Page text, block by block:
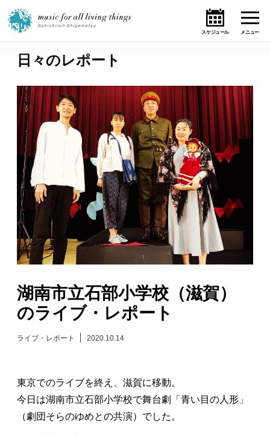
ホーム
ニュース
テーマ
ライブ・スケジュール
作品
オンライン・ショップ
ギャラリー
日々のレポート
演奏依頼
日々のレポート
湖南市立石部小学校（滋賀）
のライブ・レポート
ライブ・レポート 2020.10.14
東京でのライブを終え、滋賀に移動。
今日は湖南市立石部小学校で舞台劇「青い目の人形」
（劇団そらのゆめとの共演）でした。